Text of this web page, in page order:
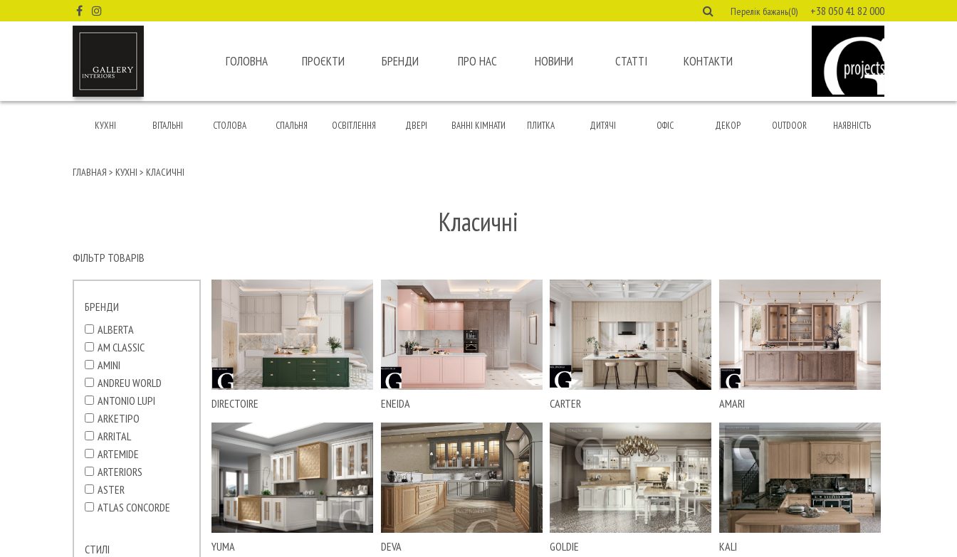
Перелік бажань(0) +38 050 41 82 000
ГОЛОВНА ПРОЄКТИ БРЕНДИ ПРО НАС НОВИНИ СТАТТІ КОНТАКТИ
КУХНІ ВІТАЛЬНІ СТОЛОВА СПАЛЬНЯ ОСВІТЛЕННЯ ДВЕРІ ВАННІ КІМНАТИ ПЛИТКА ДИТЯЧІ ОФІС ДЕКОР OUTDOOR НАЯВНІСТЬ
ГЛАВНАЯ > КУХНІ > КЛАСИЧНІ
Класичні
ФІЛЬТР ТОВАРІВ
БРЕНДИ
ALBERTA
AM CLASSIC
AMINI
ANDREU WORLD
ANTONIO LUPI
ARKETIPO
ARRITAL
ARTEMIDE
ARTERIORS
ASTER
ATLAS CONCORDE
AXOR
СТИЛІ
DIRECTOIRE ENEIDA CARTER AMARI
YUMA DEVA GOLDIE KALI